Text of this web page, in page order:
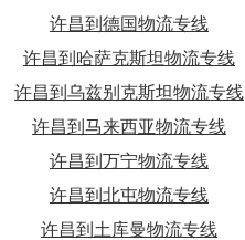
许昌到德国物流专线
许昌到哈萨克斯坦物流专线
许昌到乌兹别克斯坦物流专线
许昌到马来西亚物流专线
许昌到万宁物流专线
许昌到北屯物流专线
许昌到土库曼物流专线